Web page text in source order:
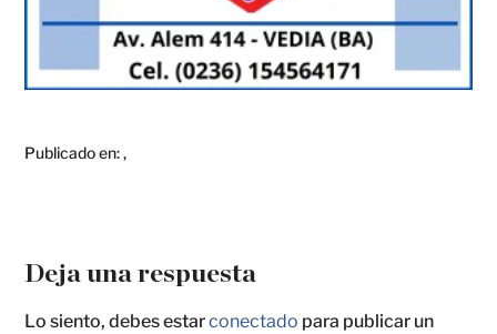
Publicado en:,
Deja una respuesta
Lo siento, debes estarconectado para publicar un